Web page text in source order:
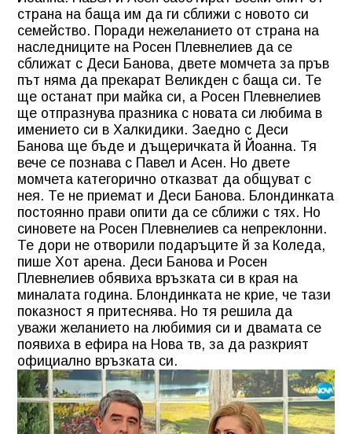
страна на баща им да ги сближи с новото си
семейство. Поради нежеланието от страна на
наследниците на Росен Плевнелиев да се
сближат с Деси Банова, двете момчета за пръв
път няма да прекарат Великден с баща си. Те
ще останат при майка си, а Росен Плевнелиев
ще отпразнува празника с новата си любима в
имението си в Халкидики. Заедно с Деси
Банова ще бъде и дъщеричката й Йоанна. Тя
вече се познава с Павел и Асен. Но двете
момчета категорично отказват да общуват с
нея. Те не приемат и Деси Банова. Блондинката
постоянно прави опити да се сближи с тях. Но
синовете на Росен Плевнелиев са непреклонни.
Те дори не отворили подаръците й за Коледа,
пише Хот арена. Деси Банова и Росен
Плевнелиев обявиха връзката си в края на
миналата година. Блондинката не крие, че тази
показност я притеснява. Но тя решила да
уважи желанието на любимия си и двамата се
появиха в ефира на Нова тв, за да разкрият
официално връзката си.